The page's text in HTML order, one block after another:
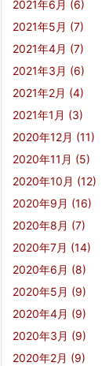
2021年6月 (6)
2021年5月 (7)
2021年4月 (7)
2021年3月 (6)
2021年2月 (4)
2021年1月 (3)
2020年12月 (11)
2020年11月 (5)
2020年10月 (12)
2020年9月 (16)
2020年8月 (7)
2020年7月 (14)
2020年6月 (8)
2020年5月 (9)
2020年4月 (9)
2020年3月 (9)
2020年2月 (9)